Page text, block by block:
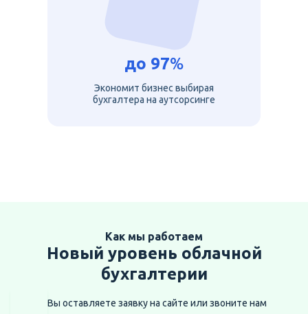
до 97%
Экономит бизнес выбирая
бухгалтера на аутсорсинге
Как мы работаем
Новый уровень облачной
бухгалтерии
Вы оставляете заявку на сайте или звоните нам